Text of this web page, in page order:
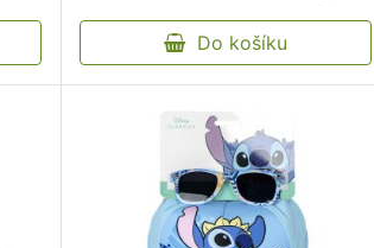
jarní i podzimní dny.
Do košíku